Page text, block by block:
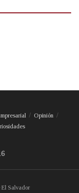
Opinión
El Salvador